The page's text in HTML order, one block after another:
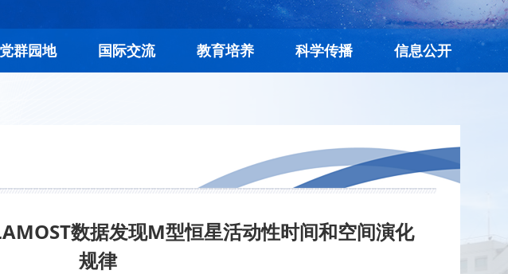
党群园地 国际交流 教育培养 科学传播 信息公开
数据发现M型恒星活动性时间和空间演化
规律